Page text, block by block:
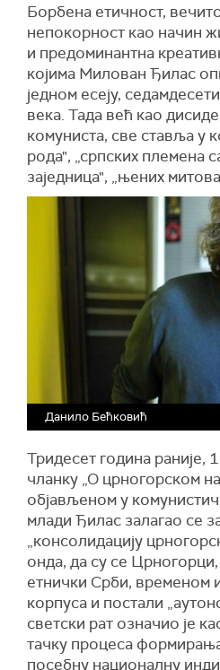
Борбена етичност,
непокорност као начин
и предоминантна
којима Милован Ђилас
једном есеју,
века. Тада већ као
комуниста, све ставља у
рода", „српских племена
заједница", „њених
Данило Бећковић
Тридесет година раније,
чланку „О црногорском
објављеном у
млади Ђилас залагао се
„консолидацију
онда, да су се
етнички Срби, временом
корпуса и постали
светски рат означио је
тачку процеса
посебну националну